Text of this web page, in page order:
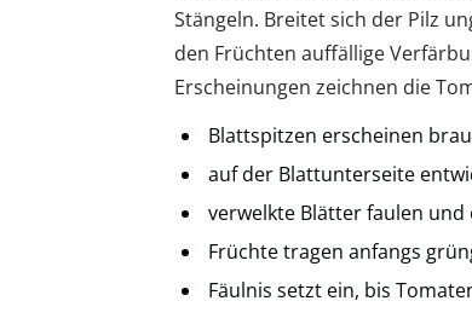
Stängeln. Breitet sich der Pilz
den Früchten auffällige
Erscheinungen zeichnen die
Blattspitzen erscheinen
auf der Blattunterseite
verwelkte Blätter faulen
Früchte tragen anfangs
Fäulnis setzt ein, bis